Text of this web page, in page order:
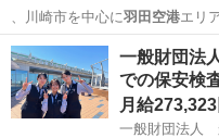
、川崎市を中心に羽田空港エリ
空港を中心とした営業…
神奈川 川崎市 宮崎台駅
一般財団法
での保安検
月給273,323
一般財団法人